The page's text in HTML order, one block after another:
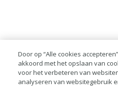
Door op “Alle cookies
akkoord met het opslaan van
voor het verbeteren van
analyseren van websitegebruik